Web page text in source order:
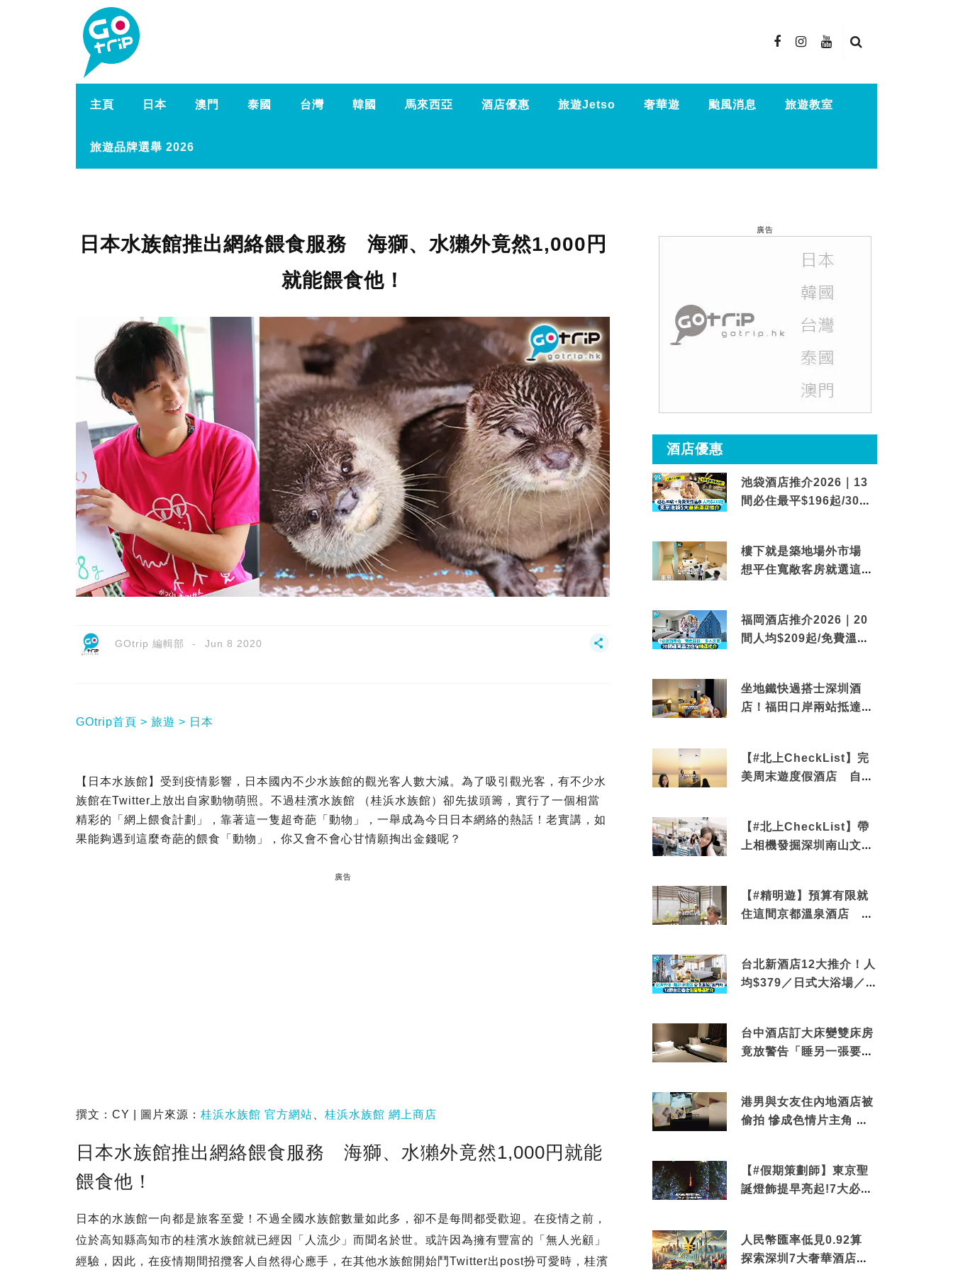
主頁 日本 澳門 泰國 台灣 韓國 馬來西亞 酒店優惠 旅遊Jetso 奢華遊 颱風消息 旅遊教室
旅遊品牌選舉 2026
日本水族館推出網絡餵食服務 海獅、水獺外竟然1,000円
就能餵食他！
GOtrip 編輯部 Jun 8 2020
GOtrip首頁 旅遊 日本
【日本水族館】受到疫情影響，日本國內不少水族館的觀光客人數大減。為了吸引觀光客，有不少水
族館在Twitter上放出自家動物萌照。不過桂濱水族館 （桂浜水族館）卻先拔頭籌，實行了一個相當
精彩的「網上餵食計劃」，靠著這一隻超奇葩「動物」，一舉成為今日日本網絡的熱話！老實講，如
果能夠遇到這麼奇葩的餵食「動物」，你又會不會心甘情願掏出金錢呢？
廣告
撰文：CY | 圖片來源： 桂浜水族館 官方網站、 桂浜水族館 網上商店
日本水族館推出網絡餵食服務 海獅、水獺外竟然1,000円就能
餵食他！
日本的水族館一向都是旅客至愛！不過全國水族館數量如此多，卻不是每間都受歡迎。在疫情之前，
位於高知縣高知市的桂濱水族館就已經因「人流少」而聞名於世。或許因為擁有豐富的「無人光顧」
經驗，因此，在疫情期間招攬客人自然得心應手，在其他水族館開始鬥Twitter出post扮可愛時，桂濱
廣告
酒店優惠
池袋酒店推介2026｜13
間必住最平$196起/30秒
樓下就是築地場外市場
想平住寬敞客房就選這間
福岡酒店推介2026｜20
間人均$209起/免費溫泉/
坐地鐵快過搭士深圳酒
店！福田口岸兩站抵達
【#北上CheckList】完
美周末遊度假酒店 自帶
【#北上CheckList】帶
上相機發掘深圳南山文藝
【#精明遊】預算有限就
住這間京都溫泉酒店 車
台北新酒店12大推介！人
均$379／日式大浴場／1
台中酒店訂大床變雙床房
竟放警告「睡另一張要加
港男與女友住內地酒店被
偷拍 慘成色情片主角 鏡
【#假期策劃師】東京聖
誕燈飾提早亮起!7大必去
人民幣匯率低見0.92算
探索深圳7大奢華酒店體